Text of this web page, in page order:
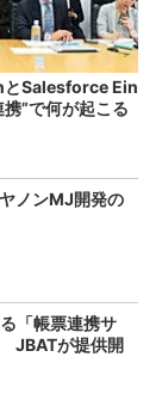
Salesforce Ein
”で何が起こる
ノンMJ開発の
「帳票連携サ
JBATが提供開